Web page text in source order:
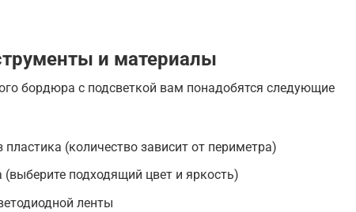
и материалы
бордюра с подсветкой вам понадобятся следующие
(количество зависит от периметра)
(выберите подходящий цвет и яркость)
ленты